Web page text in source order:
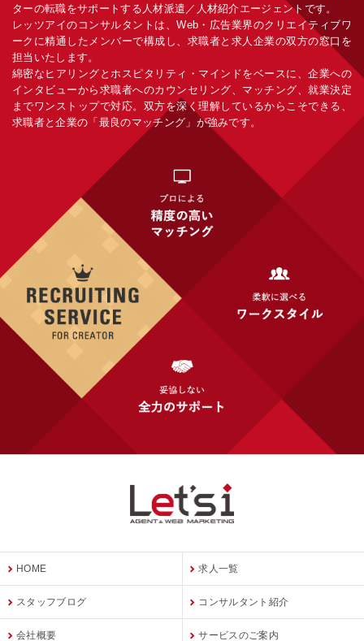
ターの転職をサポートする人材派遣／人材紹介エージェントです。
レッツアイのコンサルタントは、Web・広告業界のクリエイティブワ
ークに精通したメンバーで構成し、求職者と求人企業の双方の窓口を
担当いたします。
綿密なヒアリングとホスピタリティ・マインドをベースに、企業への
インタビューから求職者へのカウンセリング、マッチング、就業決定
までワンストップで対応。双方を深く理解しているからこそできる、
求職者と企業の「最良のマッチング」が強みです。
HOME 求人一覧
スタッフブログ コンサルタント紹介
会社概要 サービスのご案内